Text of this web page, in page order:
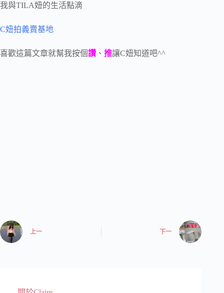
我與TILA妞的生活點滴
C妞拍義賣基地
喜歡這篇文章就幫我按個讚 、 推讓C妞知道吧^^
上一 下一